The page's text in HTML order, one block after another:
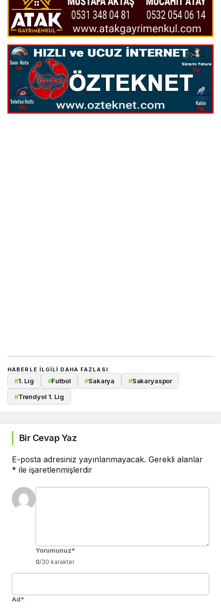
HABERLE ILGILI DAHA FAZLASI
#1. Lig #Futbol #Sakarya #Sakaryaspor
#Trendyol 1. Lig
Bir Cevap Yaz
E-posta adresiniz yayınlanmayacak. Gerekli alanlar
* ile işaretlenmişlerdir
Yorumunuz*
0/30 karakter
Ad*